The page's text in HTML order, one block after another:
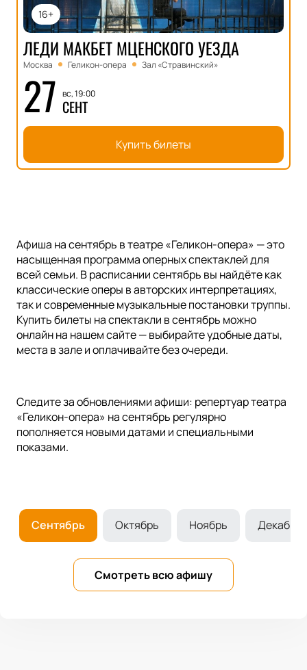
16+
ЛЕДИ МАКБЕТ МЦЕНСКОГО УЕЗДА
Москва Геликон-опера Зал «Стравинский»
27 вс, 19:00
СЕНТ
Купить билеты
Афиша на сентябрь в театре «Геликон-опера» — это
насыщенная программа оперных спектаклей для
всей семьи. В расписании сентябрь вы найдёте как
классические оперы в авторских интерпретациях,
так и современные музыкальные постановки труппы.
Купить билеты на спектакли в сентябрь можно
онлайн на нашем сайте — выбирайте удобные даты,
места в зале и оплачивайте без очереди.
Следите за обновлениями афиши: репертуар театра
«Геликон-опера» на сентябрь регулярно
пополняется новыми датами и специальными
показами.
Сентябрь Октябрь Ноябрь Декабрь
Смотреть всю афишу